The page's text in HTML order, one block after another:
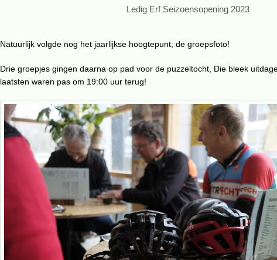
Ledig Erf Seizoensopening 2023
Natuurlijk volgde nog het jaarlijkse hoogtepunt; de groepsfoto!
Drie groepjes gingen daarna op pad voor de puzzeltocht, Die bleek
laatsten waren pas om 19:00 uur terug!